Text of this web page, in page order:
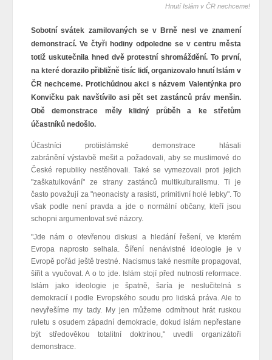
Hnutí Islám v ČR nechceme!
Sobotní svátek zamilovaných se v Brně nesl ve znamení
demonstrací. Ve čtyři hodiny odpoledne se v centru města
totiž uskutečnila hned dvě protestní shromáždění. To první,
na které dorazilo přibližně tisíc lidí, organizovalo hnutí Islám v
ČR nechceme. Protichůdnou akci s názvem Valentýnka pro
Konvičku pak navštívilo asi pět set zastánců práv menšin.
Obě demonstrace měly klidný průběh a ke střetům
účastníků nedošlo.
Účastníci protiislámské demonstrace hlásali
zabránění výstavbě mešit a požadovali, aby se muslimové do
České republiky nestěhovali. Také se vymezovali proti jejich
"zaškatulkování" ze strany zastánců multikulturalismu. Ti je
často považují za "neonacisty a rasisti, primitivní holé lebky". To
však podle není pravda a jde o normální občany, kteří jsou
schopni argumentovat své názory.
"Jde nám o otevřenou diskusi a hledání řešení, ve kterém
Evropa naprosto selhala. Šíření nenávistné ideologie je v
Evropě pořád ještě trestné. Nacismus také nesmíte propagovat,
šířit a vyučovat. A o to jde. Islám stojí před nutností reformace.
Islám jako ideologie je špatně, šaría je neslučitelná s
demokracií i podle Evropského soudu pro lidská práva. Ale to
nevyřešíme my tady. My jen můžeme odmítnout hrát ruskou
ruletu s osudem západní demokracie, dokud islám nepřestane
být středověkou totalitní doktrínou," uvedli organizátoři
demonstrace.